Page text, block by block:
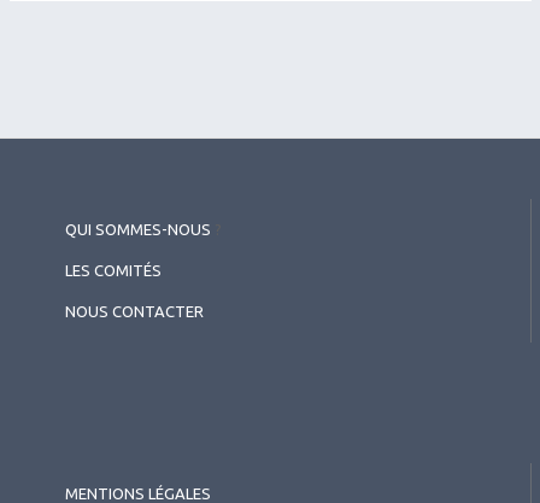
QUI SOMMES-NOUS
LES COMITÉS
NOUS CONTACTER
MENTIONS LÉGALES